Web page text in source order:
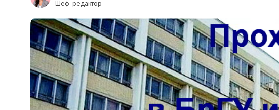
Шеф-редактор